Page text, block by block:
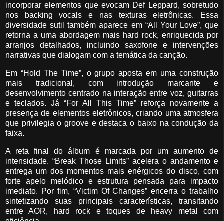
incorporar elementos que evocam Def Leppard, sobretudo
nos backing vocals e nas texturas eletrônicas. Essa
diversidade sutil também aparece em “All Your Love”, que
retorna a uma abordagem mais hard rock, enriquecida por
arranjos detalhados, incluindo saxofone e intervenções
narrativas que dialogam com a temática da canção.
Em “Hold The Time”, o grupo aposta em uma construção
mais tradicional, com introdução marcante e
desenvolvimento centrado na interação entre voz, guitarras
e teclados. Já “For All This Time” reforça novamente a
presença de elementos eletrônicos, criando uma atmosfera
que privilegia o groove e destaca o baixo na condução da
faixa.
A reta final do álbum é marcada por um aumento de
intensidade. “Break Those Limits” acelera o andamento e
entrega um dos momentos mais enérgicos do disco, com
forte apelo melódico e estrutura pensada para impacto
imediato. Por fim, “Victim Of Changes” encerra o trabalho
sintetizando suas principais características, transitando
entre AOR, hard rock e toques de heavy metal com